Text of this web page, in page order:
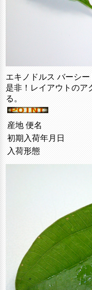
エキノドルス バーシー
是非！レイアウトのア
る。
産地 便名
初期入荷年月日
入荷形態